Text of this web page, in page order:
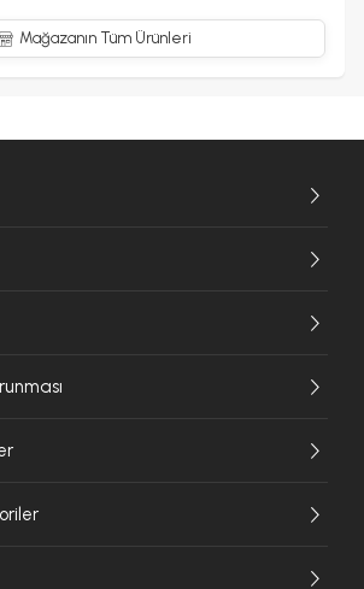
Mağazanın Tüm Ürünleri